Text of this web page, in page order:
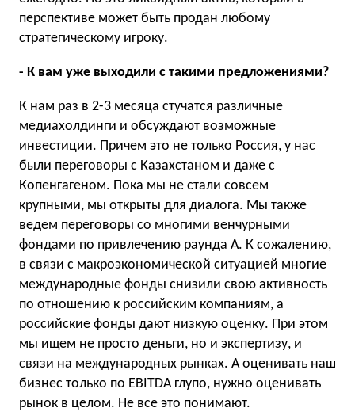
перспективе может быть продан любому
стратегическому игроку.
- К вам уже выходили с такими предложениями?
К нам раз в 2-3 месяца стучатся различные
медиахолдинги и обсуждают возможные
инвестиции. Причем это не только Россия, у нас
были переговоры с Казахстаном и даже с
Копенгагеном. Пока мы не стали совсем
крупными, мы открыты для диалога. Мы также
ведем переговоры со многими венчурными
фондами по привлечению раунда А. К сожалению,
в связи с макроэкономической ситуацией многие
международные фонды снизили свою активность
по отношению к российским компаниям, а
российские фонды дают низкую оценку. При этом
мы ищем не просто деньги, но и экспертизу, и
связи на международных рынках. А оценивать наш
бизнес только по EBITDA глупо, нужно оценивать
рынок в целом. Не все это понимают.